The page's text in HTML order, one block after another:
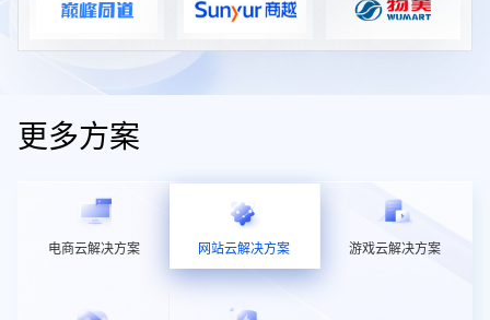
更多方案
电商云解决方案 网站云解决方案 游戏云解决方案